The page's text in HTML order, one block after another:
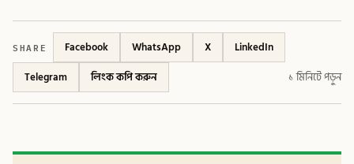
SHARE Facebook WhatsApp X
LinkedIn
Telegram
লিংক কপি করুন ১ মিনিটে পড়ুন